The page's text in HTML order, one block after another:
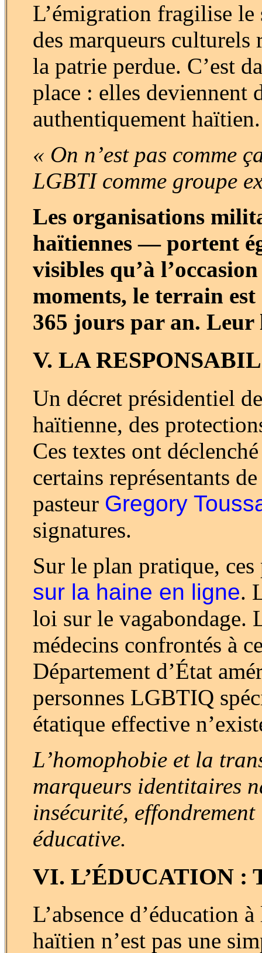
L’émigration fragilise le
des marqueurs
la patrie perdue. C’est
place : elles deviennent
authentiquement haïtien.
« On n’est pas comme
LGBTI comme groupe
Les organisations
haïtiennes — portent
visibles qu’à
moments, le terrain
365 jours par an. Leur
V. LA
Un décret présidentiel
haïtienne, des
Ces textes ont
certains représentants
pasteur Gregory
signatures.
Sur le plan pratique,
sur la haine en ligne.
loi sur le vagabondage.
médecins confrontés à
Département d’État
personnes LGBTIQ
étatique effective
L’homophobie et la
marqueurs identitaires
insécurité,
éducative.
VI. L’ÉDUCATION :
L’absence d’éducation
haïtien n’est pas une